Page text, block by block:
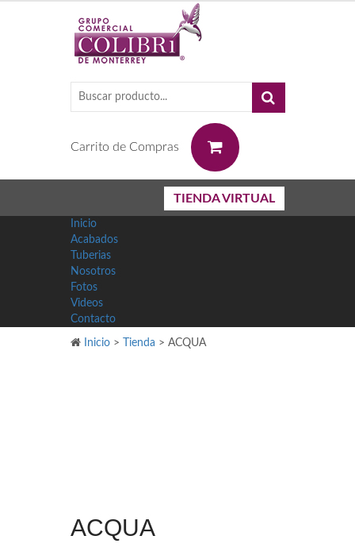
Carrito de Compras
TIENDA VIRTUAL
Inicio
Acabados
Tuberias
Nosotros
Fotos
Videos
Contacto
Inicio > Tienda > ACQUA
ACQUA